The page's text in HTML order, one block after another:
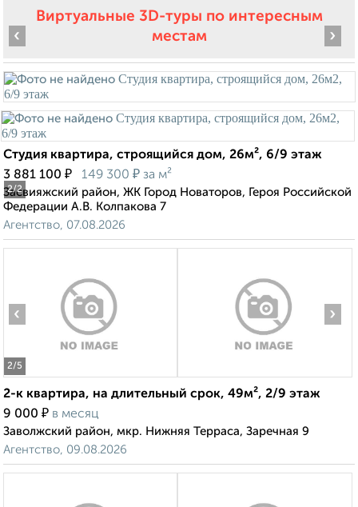
Виртуальные 3D-туры по интересным
местам
2/2
‹ ›
Студия квартира, строящийся дом, 26м², 6/9 этаж
3 881 100 ₽ 149 300 ₽ за м²
Засвияжский район, ЖК Город Новаторов, Героя Российской
Федерации А.В. Колпакова 7
Агентство, 07.08.2026
2/5
‹ ›
2-к квартира, на длительный срок, 49м², 2/9 этаж
9 000 ₽ в месяц
Заволжский район, мкр. Нижняя Терраса, Заречная 9
Агентство, 09.08.2026